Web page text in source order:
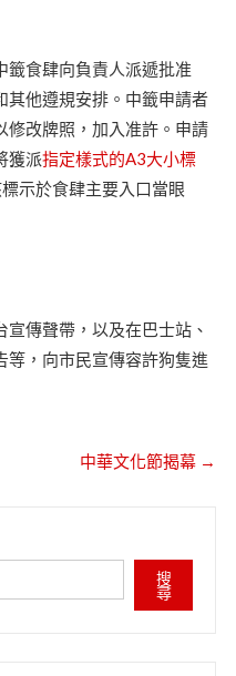
籤食肆向負責人派遞批准
其他遵規安排。中籤申請者
改牌照，加入准許。申請
獲派指定樣式的A3大小標
示於食肆主要入口當眼
宣傳聲帶，以及在巴士站、
等，向市民宣傳容許狗隻進
中華文化節揭幕 →
搜
尋